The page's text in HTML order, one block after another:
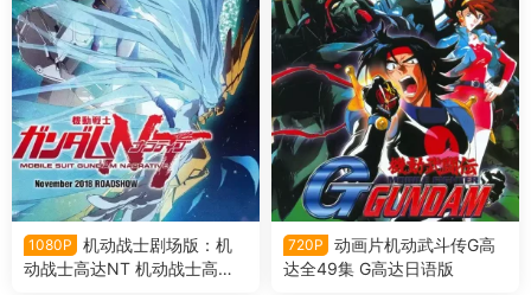
1080P
机动战士剧场版：机
动战士高达NT 机动战士高达N
720P
动画片机动武斗传G高
达全49集 G高达日语版